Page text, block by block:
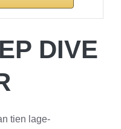
DIVE
tien lage-